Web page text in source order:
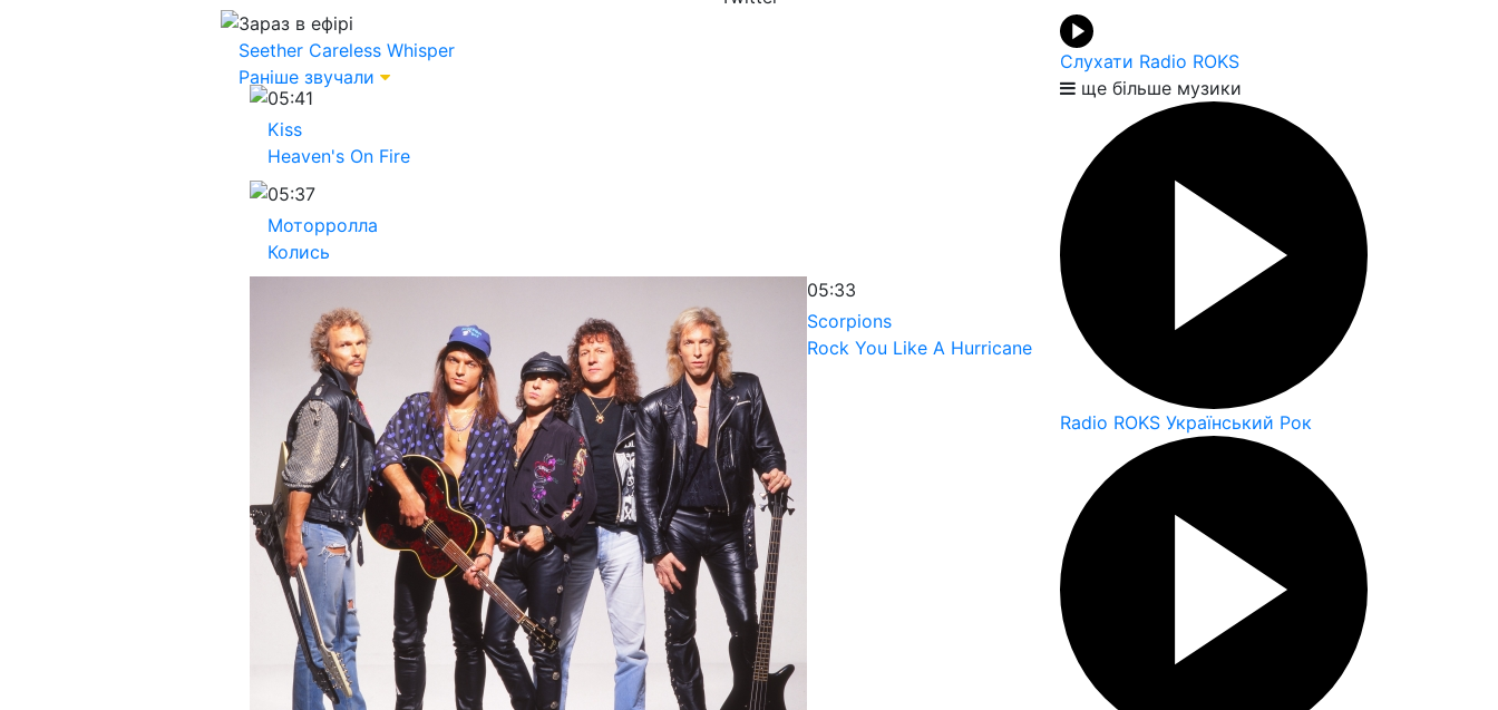
Зараз в ефірі
Seether Careless Whisper
Раніше звучали
05:41
Kiss
Heaven's On Fire
05:37
Моторролла
Колись
05:33
Scorpions
Rock You Like A Hurricane
Слухати Radio ROKS
ще більше музики
Radio ROKS Український Рок